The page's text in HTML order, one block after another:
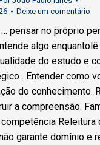
Deixe um comentário
pensar no próprio
algo enquantolê
do estudo e
. Entender como
do conhecimento.
a compreensão.
Releitura
garante domínio e